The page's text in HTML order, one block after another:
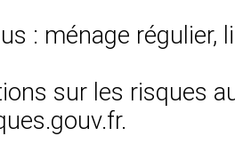
: ménage régulier,
sur les risques